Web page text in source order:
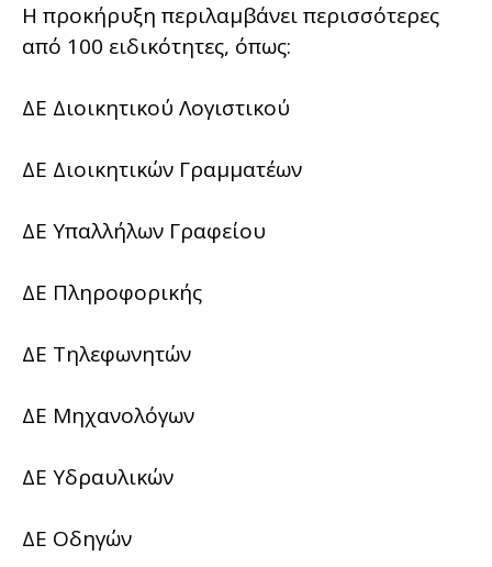
Η προκήρυξη περιλαμβάνει περισσότερες
από 100 ειδικότητες, όπως:
ΔΕ Διοικητικού Λογιστικού
ΔΕ Διοικητικών Γραμματέων
ΔΕ Υπαλλήλων Γραφείου
ΔΕ Πληροφορικής
ΔΕ Τηλεφωνητών
ΔΕ Μηχανολόγων
ΔΕ Υδραυλικών
ΔΕ Οδηγών